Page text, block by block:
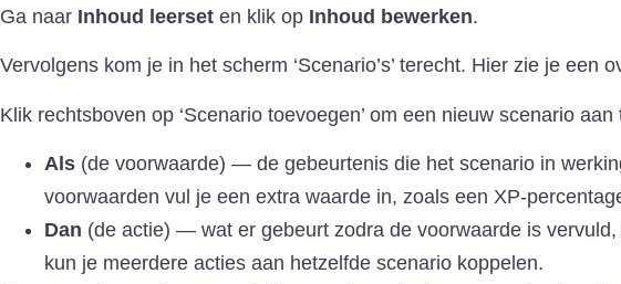
Ga naar Inhoud leerset en klik op Inhoud bewerken.
Vervolgens kom je in het scherm ‘Scenario’s’ terecht. Hier zie je
Klik rechtsboven op ‘Scenario toevoegen’ om een nieuw scenario
Als (de voorwaarde) — de gebeurtenis die het scenario in
voorwaarden vul je een extra waarde in, zoals een XP-
Dan (de actie) — wat er gebeurt zodra de voorwaarde is vervuld,
kun je meerdere acties aan hetzelfde scenario koppelen.